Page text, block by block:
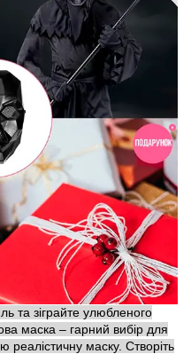
та зіграйте улюбленого
маска – гарний вибір для
реалістичну маску. Створіть